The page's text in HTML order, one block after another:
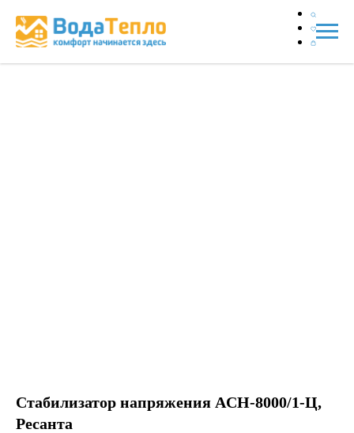
Стабилизатор напряжения ACH-8000/1-Ц,
Ресанта